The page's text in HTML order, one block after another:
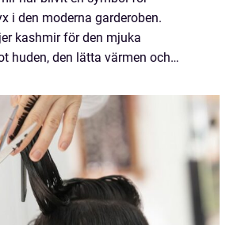
i den moderna garderoben.
kashmir för den mjuka
huden, den lätta värmen och
om kvalitet, skötsel och